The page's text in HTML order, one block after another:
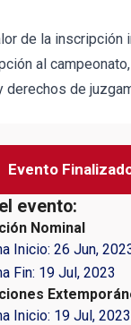
de la inscripción
al
derechos de
Evento
evento:
Nominal
Inicio: 26 Jun,
Fin: 19 Jul, 2023
Inicio: 19 Jul, 2023